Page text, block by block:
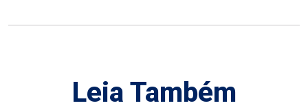
Leia Também